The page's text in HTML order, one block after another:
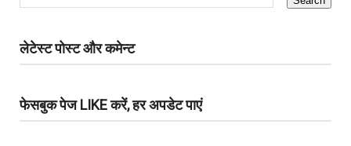
लेटेस्ट पोस्ट और कमेन्ट
फेसबुक पेज LIKE करें, हर अपडेट पाएं